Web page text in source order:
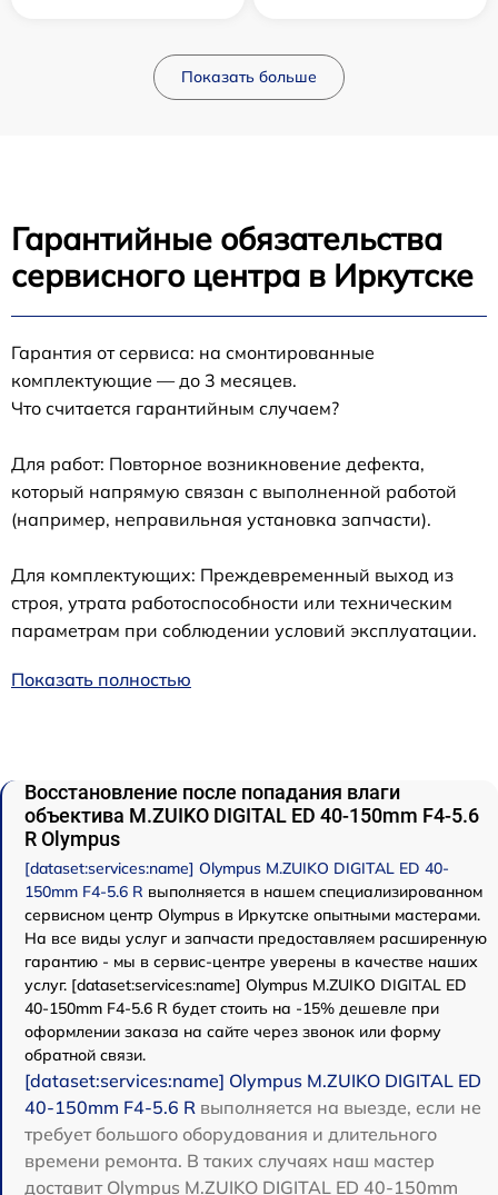
Показать больше
Гарантийные обязательства
сервисного центра в Иркутске
Гарантия от сервиса: на смонтированные
комплектующие — до 3 месяцев.
Что считается гарантийным случаем?
Для работ: Повторное возникновение дефекта,
который напрямую связан с выполненной работой
(например, неправильная установка запчасти).
Для комплектующих: Преждевременный выход из
строя, утрата работоспособности или техническим
параметрам при соблюдении условий эксплуатации.
Показать полностью
Восстановление после попадания влаги
объектива M.ZUIKO DIGITAL ED 40-150mm F4-5.6
R Olympus
[dataset:services:name] Olympus M.ZUIKO DIGITAL ED 40-
150mm F4-5.6 R выполняется в нашем специализированном
сервисном центр Olympus в Иркутске опытными мастерами.
На все виды услуг и запчасти предоставляем расширенную
гарантию - мы в сервис-центре уверены в качестве наших
услуг. [dataset:services:name] Olympus M.ZUIKO DIGITAL ED
40-150mm F4-5.6 R будет стоить на -15% дешевле при
оформлении заказа на сайте через звонок или форму
обратной связи.
[dataset:services:name] Olympus M.ZUIKO DIGITAL ED
40-150mm F4-5.6 R выполняется на выезде, если не
требует большого оборудования и длительного
времени ремонта. В таких случаях наш мастер
доставит Olympus M.ZUIKO DIGITAL ED 40-150mm